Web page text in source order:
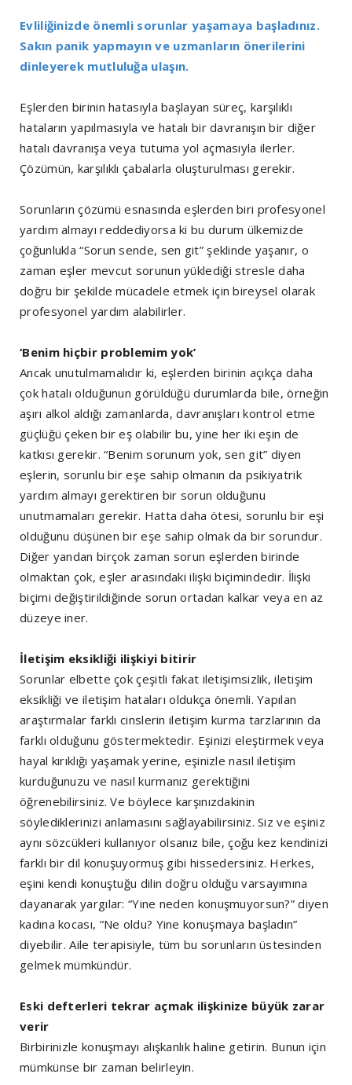
Evliliğinizde önemli sorunlar yaşamaya başladınız.
Sakın panik yapmayın ve uzmanların önerilerini
dinleyerek mutluluğa ulaşın.
Eşlerden birinin hatasıyla başlayan süreç, karşılıklı
hataların yapılmasıyla ve hatalı bir davranışın bir diğer
hatalı davranışa veya tutuma yol açmasıyla ilerler.
Çözümün, karşılıklı çabalarla oluşturulması gerekir.
Sorunların çözümü esnasında eşlerden biri profesyonel
yardım almayı reddediyorsa ki bu durum ülkemizde
çoğunlukla “Sorun sende, sen git” şeklinde yaşanır, o
zaman eşler mevcut sorunun yüklediği stresle daha
doğru bir şekilde mücadele etmek için bireysel olarak
profesyonel yardım alabilirler.
‘Benim hiçbir problemim yok’
Ancak unutulmamalıdır ki, eşlerden birinin açıkça daha
çok hatalı olduğunun görüldüğü durumlarda bile, örneğin
aşırı alkol aldığı zamanlarda, davranışları kontrol etme
güçlüğü çeken bir eş olabilir bu, yine her iki eşin de
katkısı gerekir. “Benim sorunum yok, sen git” diyen
eşlerin, sorunlu bir eşe sahip olmanın da psikiyatrik
yardım almayı gerektiren bir sorun olduğunu
unutmamaları gerekir. Hatta daha ötesi, sorunlu bir eşi
olduğunu düşünen bir eşe sahip olmak da bir sorundur.
Diğer yandan birçok zaman sorun eşlerden birinde
olmaktan çok, eşler arasındaki ilişki biçimindedir. İlişki
biçimi değiştirildiğinde sorun ortadan kalkar veya en az
düzeye iner.
İletişim eksikliği ilişkiyi bitirir
Sorunlar elbette çok çeşitli fakat iletişimsizlik, iletişim
eksikliği ve iletişim hataları oldukça önemli. Yapılan
araştırmalar farklı cinslerin iletişim kurma tarzlarının da
farklı olduğunu göstermektedir. Eşinizi eleştirmek veya
hayal kırıklığı yaşamak yerine, eşinizle nasıl iletişim
kurduğunuzu ve nasıl kurmanız gerektiğini
öğrenebilirsiniz. Ve böylece karşınızdakinin
söylediklerinizi anlamasını sağlayabilirsiniz. Siz ve eşiniz
aynı sözcükleri kullanıyor olsanız bile, çoğu kez kendinizi
farklı bir dil konuşuyormuş gibi hissedersiniz. Herkes,
eşini kendi konuştuğu dilin doğru olduğu varsayımına
dayanarak yargılar: “Yine neden konuşmuyorsun?” diyen
kadına kocası, “Ne oldu? Yine konuşmaya başladın”
diyebilir. Aile terapisiyle, tüm bu sorunların üstesinden
gelmek mümkündür.
Eski defterleri tekrar açmak ilişkinize büyük zarar
verir
Birbirinizle konuşmayı alışkanlık haline getirin. Bunun için
mümkünse bir zaman belirleyin.